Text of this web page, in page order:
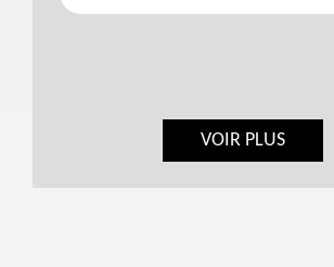
VOIR PLUS